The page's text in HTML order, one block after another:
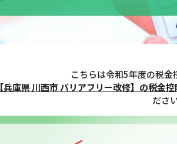
こちらは令和5年度の税金
【兵庫県 川西市 バリアフリー改修】の税金
ださ